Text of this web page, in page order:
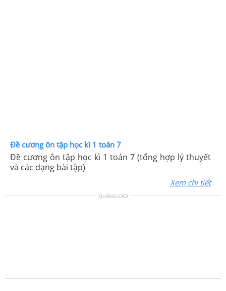
Đề cương ôn tập học kì 1 toán 7
Đề cương ôn tập học kì 1 toán 7 (tổng hợp lý thuyết
và các dạng bài tập)
Xem chi tiết
QUẢNG CÁO